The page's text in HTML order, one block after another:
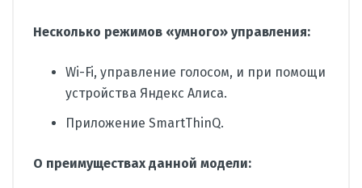
Несколько режимов «умного» управления:
Wi-Fi, управление голосом, и при помощи
устройства Яндекс Алиса.
Приложение SmartThinQ.
О преимуществах данной модели: